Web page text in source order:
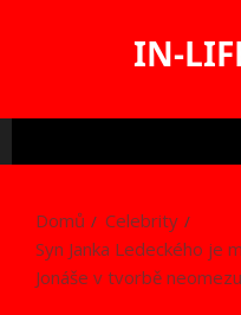
IN-
Domů
Celebrity
Syn Janka Ledeckého je
Jonáše v tvorbě